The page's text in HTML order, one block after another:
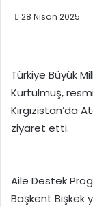
28 Nisan 2025
Türkiye Büyük
Kurtulmuş,
Kırgızistan’da
ziyaret etti.
Aile Destek
Başkent Bişkek